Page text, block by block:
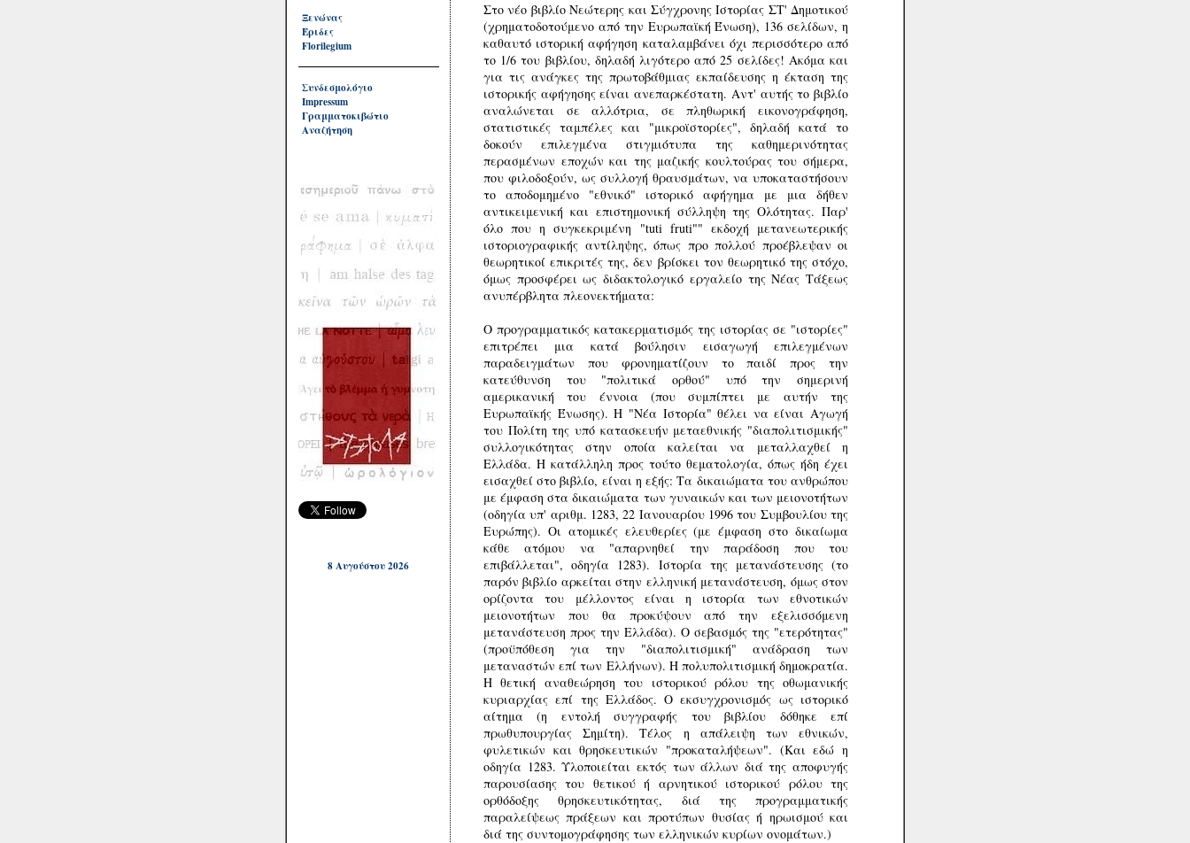
Ξενώνας
Έριδες
Florilegium
Συνδεσμολόγιο
Impressum
Γραμματοκιβώτιο
Αναζήτηση
8 Αυγούστου 2026
Στο νέο βιβλίο Νεώτερης και Σύγχρονης Ιστορίας ΣΤ' Δημοτικού
(χρηματοδοτούμενο από την Ευρωπαϊκή Ένωση), 136 σελίδων, η
καθαυτό ιστορική αφήγηση καταλαμβάνει όχι περισσότερο από
το 1/6 του βιβλίου, δηλαδή λιγότερο από 25 σελίδες! Ακόμα και
για τις ανάγκες της πρωτοβάθμιας εκπαίδευσης η έκταση της
ιστορικής αφήγησης είναι ανεπαρκέστατη. Αντ' αυτής το βιβλίο
αναλώνεται σε αλλότρια, σε πληθωρική εικονογράφηση,
στατιστικές ταμπέλες και "μικροϊστορίες", δηλαδή κατά το
δοκούν επιλεγμένα στιγμιότυπα της καθημερινότητας
περασμένων εποχών και της μαζικής κουλτούρας του σήμερα,
που φιλοδοξούν, ως συλλογή θραυσμάτων, να υποκαταστήσουν
το αποδομημένο "εθνικό" ιστορικό αφήγημα με μια δήθεν
αντικειμενική και επιστημονική σύλληψη της Ολότητας. Παρ'
όλο που η συγκεκριμένη "tuti fruti"" εκδοχή μετανεωτερικής
ιστοριογραφικής αντίληψης, όπως προ πολλού προέβλεψαν οι
θεωρητικοί επικριτές της, δεν βρίσκει τον θεωρητικό της στόχο,
όμως προσφέρει ως διδακτολογικό εργαλείο της Νέας Τάξεως
ανυπέρβλητα πλεονεκτήματα:
Ο προγραμματικός κατακερματισμός της ιστορίας σε "ιστορίες"
επιτρέπει μια κατά βούλησιν εισαγωγή επιλεγμένων
παραδειγμάτων που φρονηματίζουν το παιδί προς την
κατεύθυνση του "πολιτικά ορθού" υπό την σημερινή
αμερικανική του έννοια (που συμπίπτει με αυτήν της
Ευρωπαϊκής Ένωσης). Η "Νέα Ιστορία" θέλει να είναι Αγωγή
του Πολίτη της υπό κατασκευήν μεταεθνικής "διαπολιτισμικής"
συλλογικότητας στην οποία καλείται να μεταλλαχθεί η
Ελλάδα. Η κατάλληλη προς τούτο θεματολογία, όπως ήδη έχει
εισαχθεί στο βιβλίο, είναι η εξής: Τα δικαιώματα του ανθρώπου
με έμφαση στα δικαιώματα των γυναικών και των μειονοτήτων
(οδηγία υπ' αριθμ. 1283, 22 Ιανουαρίου 1996 του Συμβουλίου της
Ευρώπης). Οι ατομικές ελευθερίες (με έμφαση στο δικαίωμα
κάθε ατόμου να "απαρνηθεί την παράδοση που του
επιβάλλεται", οδηγία 1283). Ιστορία της μετανάστευσης (το
παρόν βιβλίο αρκείται στην ελληνική μετανάστευση, όμως στον
ορίζοντα του μέλλοντος είναι η ιστορία των εθνοτικών
μειονοτήτων που θα προκύψουν από την εξελισσόμενη
μετανάστευση προς την Ελλάδα). Ο σεβασμός της "ετερότητας"
(προϋπόθεση για την "διαπολιτισμική" ανάδραση των
μεταναστών επί των Ελλήνων). Η πολυπολιτισμική δημοκρατία.
Η θετική αναθεώρηση του ιστορικού ρόλου της οθωμανικής
κυριαρχίας επί της Ελλάδος. O εκσυγχρονισμός ως ιστορικό
αίτημα (η εντολή συγγραφής του βιβλίου δόθηκε επί
πρωθυπουργίας Σημίτη). Τέλος η απάλειψη των εθνικών,
φυλετικών και θρησκευτικών "προκαταλήψεων". (Kαι εδώ η
οδηγία 1283. Υλοποιείται εκτός των άλλων διά της αποφυγής
παρουσίασης του θετικού ή αρνητικού ιστορικού ρόλου της
ορθόδοξης θρησκευτικότητας, διά της προγραμματικής
παραλείψεως πράξεων και προτύπων θυσίας ή ηρωισμού και
διά της συντομογράφησης των ελληνικών κυρίων ονομάτων.)